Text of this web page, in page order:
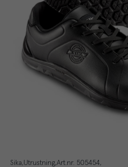
Sika Utrustning Art.nr. 505454